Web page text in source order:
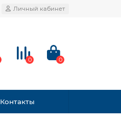
Личный кабинет
0 0
Контакты